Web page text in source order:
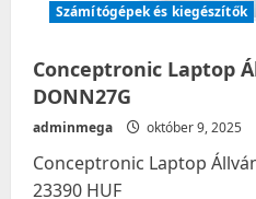
Számítógépek és kiegészítők
Conceptronic Laptop
DONN27G
adminmega október 9, 2025
Conceptronic Laptop
23390 HUF